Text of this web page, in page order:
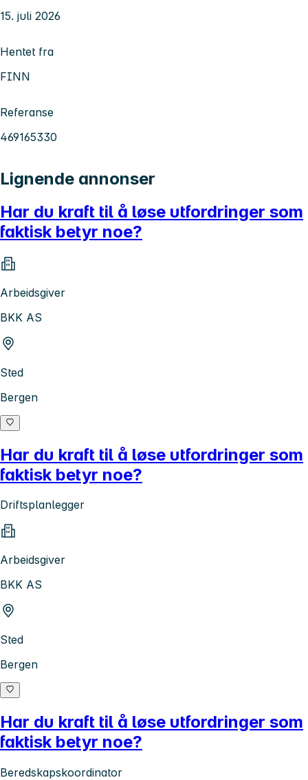
15. juli 2026
Hentet fra
FINN
Referanse
469165330
Lignende annonser
Har du kraft til å løse utfordringer som
faktisk betyr noe?
Arbeidsgiver
BKK AS
Sted
Bergen
Har du kraft til å løse utfordringer som
faktisk betyr noe?
Driftsplanlegger
Arbeidsgiver
BKK AS
Sted
Bergen
Har du kraft til å løse utfordringer som
faktisk betyr noe?
Beredskapskoordinator